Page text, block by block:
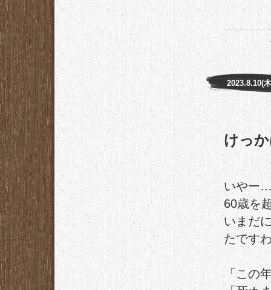
2023.8.10(
けっ
いやー
60歳を
いまだ
たです
「この